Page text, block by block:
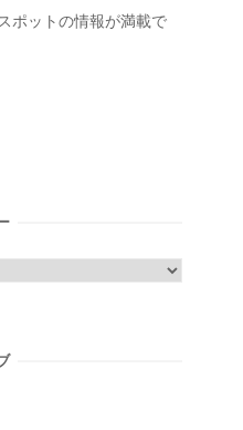
ポットの情報が満載で